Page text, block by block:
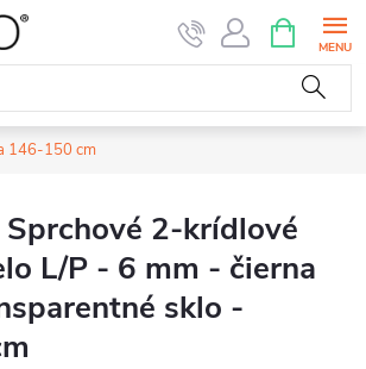
KOŠÍK
146-150 cm
Sprchové 2-krídlové
L/P - 6 mm - čierna
sklo -